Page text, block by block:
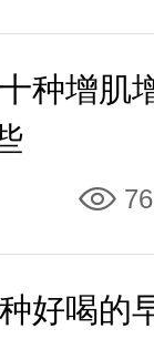
种增肌
好喝的